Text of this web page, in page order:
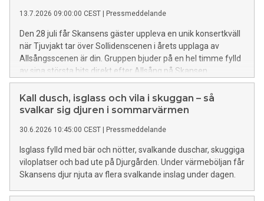
13.7.2026 09:00:00 CEST | Pressmeddelande
Den 28 juli får Skansens gäster uppleva en unik konsertkväll
när Tjuvjakt tar över Sollidenscenen i årets upplaga av
Allsångsscenen är din. Gruppen bjuder på en hel timme fylld
av sina största hits direkt efter Allsång på Skansen.
Kall dusch, isglass och vila i skuggan – så
svalkar sig djuren i sommarvärmen
30.6.2026 10:45:00 CEST | Pressmeddelande
Isglass fylld med bär och nötter, svalkande duschar, skuggiga
viloplatser och bad ute på Djurgården. Under värmeböljan får
Skansens djur njuta av flera svalkande inslag under dagen.